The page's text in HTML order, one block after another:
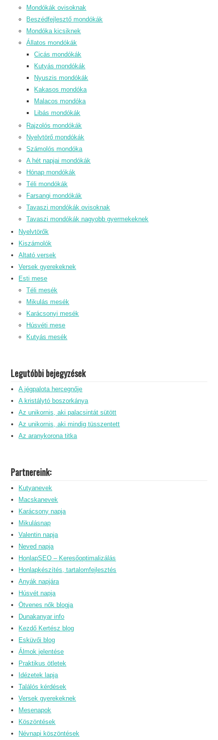
Mondókák ovisoknak
Beszédfejlesztő mondókák
Mondóka kicsiknek
Állatos mondókák
Cicás mondókák
Kutyás mondókák
Nyuszis mondókák
Kakasos mondóka
Malacos mondóka
Libás mondókák
Rajzolós mondókák
Nyelvtörő mondókák
Számolós mondóka
A hét napjai mondókák
Hónap mondókák
Téli mondókák
Farsangi mondókák
Tavaszi mondókák ovisoknak
Tavaszi mondókák nagyobb gyermekeknek
Nyelvtörők
Kiszámolók
Altató versek
Versek gyerekeknek
Esti mese
Téli mesék
Mikulás mesék
Karácsonyi mesék
Húsvéti mese
Kutyás mesék
Legutóbbi bejegyzések
A jégpalota hercegnője
A kristálytó boszorkánya
Az unikornis, aki palacsintát sütött
Az unikornis, aki mindig tüsszentett
Az aranykorona titka
Partnereink:
Kutyanevek
Macskanevek
Karácsony napja
Mikulásnap
Valentin napja
Neved napja
HonlapSEO – Keresőoptimalizálás
Honlapkészítés, tartalomfejlesztés
Anyák napjára
Húsvét napja
Ötvenes nők blogja
Dunakanyar info
Kezdő Kertész blog
Esküvői blog
Álmok jelentése
Praktikus ötletek
Idézetek lapja
Találós kérdések
Versek gyerekeknek
Mesenapok
Köszöntések
Névnapi köszöntések